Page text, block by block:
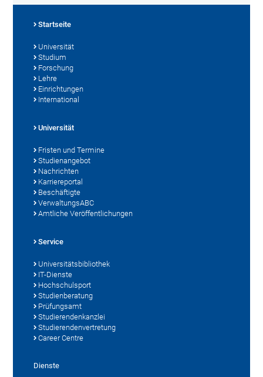
Startseite
Universität
Studium
Forschung
Lehre
Einrichtungen
International
Universität
Fristen und Termine
Studienangebot
Nachrichten
Karriereportal
Beschäftigte
VerwaltungsABC
Amtliche Veröffentlichungen
Service
Universitätsbibliothek
IT-Dienste
Hochschulsport
Studienberatung
Prüfungsamt
Studierendenkanzlei
Studierendenvertretung
Career Centre
Dienste